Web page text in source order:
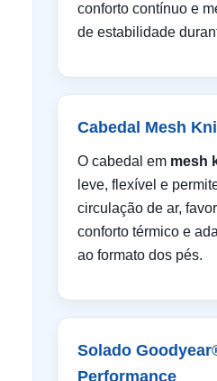
conforto contínuo e
de estabilidade
Cabedal Mesh
O cabedal em mesh
leve, flexível e
circulação de ar,
conforto térmico e
ao formato dos pés.
Solado
Performance